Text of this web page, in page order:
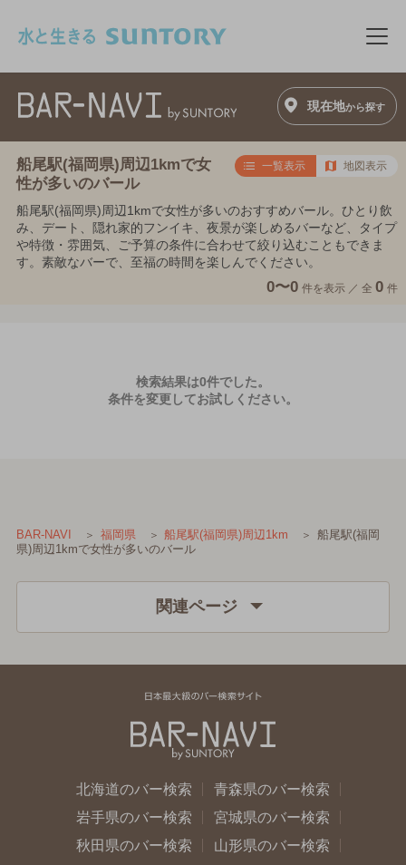
メ
現在地から探す
船尾駅(福岡県)周辺1kmで女
性が多いのバール
一覧表示 地図表示
船尾駅(福岡県)周辺1kmで女性が多いのおすすめバール。ひとり飲
み、デート、隠れ家的フンイキ、夜景が楽しめるバーなど、タイプ
や特徴・雰囲気、ご予算の条件に合わせて絞り込むこともできま
す。素敵なバーで、至福の時間を楽しんでください。
0〜0 件を表示 ／ 全 0 件
検索結果は0件でした。
条件を変更してお試しください。
BAR-NAVI 福岡県 船尾駅(福岡県)周辺1km
船尾駅(福岡
県)周辺1kmで女性が多いのバール
関連ページ
北海道のバー検索
青森県のバー検索
岩手県のバー検索
宮城県のバー検索
秋田県のバー検索
山形県のバー検索